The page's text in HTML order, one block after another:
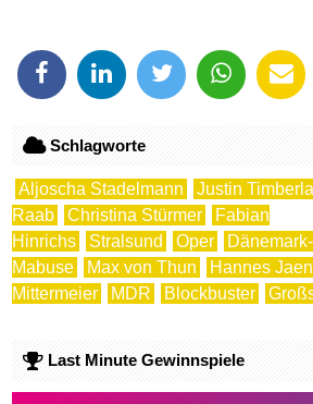
Schlagworte
Aljoscha Stadelmann Justin
Raab
Christina Stürmer
Fabian
Hinrichs
Stralsund Oper
Mabuse
Max von Thun Hannes
Mittermeier
MDR Blockbuster
Last Minute Gewinnspiele